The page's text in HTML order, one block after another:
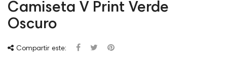
Camiseta V Print Verde
Oscuro
Compartir este: